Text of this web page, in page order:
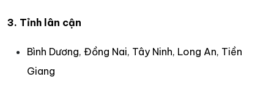
3. Tỉnh lân cận
Bình Dương, Đồng Nai, Tây Ninh, Long An, Tiền
Giang